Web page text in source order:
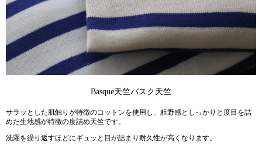
Basque天竺バスク天竺
サラッとした肌触りが特徴のコットンを使用し、粗野感としっかりと度目を詰
めた生地感が特徴の度詰め天竺です。
洗濯を繰り返すほどにギュッと目が詰まり耐久性が高くなります。